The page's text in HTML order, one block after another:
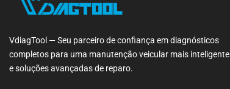
VdiagTool — Seu parceiro de confiança em diagnósticos
completos para uma manutenção veicular mais inteligente
e soluções avançadas de reparo.